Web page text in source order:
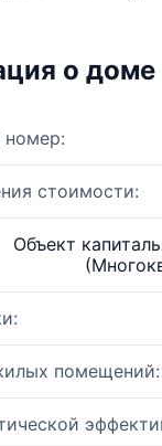
о доме
номер:
стоимости:
Объект
помещений: